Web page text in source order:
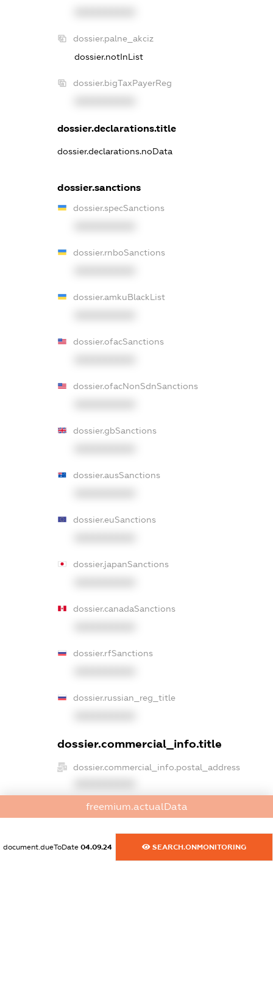
dossier.palne_akciz
dossier.notInList
dossier.bigTaxPayerReg
dossier.declarations.title
dossier.declarations.noData
dossier.sanctions
dossier.specSanctions
dossier.rnboSanctions
dossier.amkuBlackList
dossier.ofacSanctions
dossier.ofacNonSdnSanctions
dossier.gbSanctions
dossier.ausSanctions
dossier.euSanctions
dossier.japanSanctions
dossier.canadaSanctions
dossier.rfSanctions
dossier.russian_reg_title
dossier.commercial_info.title
dossier.commercial_info.postal_address
dossier.commercial_info.phone
dossier.commercial_info.fax
freemium.actualData
document.dueToDate 04.09.24 SEARCH.ONMONITORING